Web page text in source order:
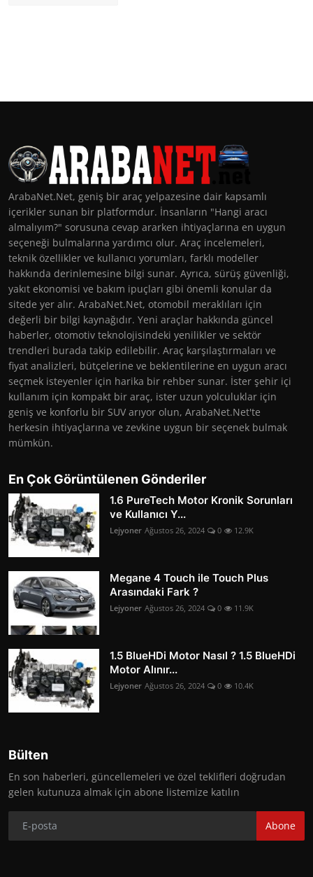
ArabaNet.Net, geniş bir araç yelpazesine dair kapsamlı
içerikler sunan bir platformdur. İnsanların "Hangi aracı
almalıyım?" sorusuna cevap ararken ihtiyaçlarına en uygun
seçeneği bulmalarına yardımcı olur. Araç incelemeleri,
teknik özellikler ve kullanıcı yorumları, farklı modeller
hakkında derinlemesine bilgi sunar. Ayrıca, sürüş güvenliği,
yakıt ekonomisi ve bakım ipuçları gibi önemli konular da
sitede yer alır. ArabaNet.Net, otomobil meraklıları için
değerli bir bilgi kaynağıdır. Yeni araçlar hakkında güncel
haberler, otomotiv teknolojisindeki yenilikler ve sektör
trendleri burada takip edilebilir. Araç karşılaştırmaları ve
fiyat analizleri, bütçelerine ve beklentilerine en uygun aracı
seçmek isteyenler için harika bir rehber sunar. İster şehir içi
kullanım için kompakt bir araç, ister uzun yolculuklar için
geniş ve konforlu bir SUV arıyor olun, ArabaNet.Net'te
herkesin ihtiyaçlarına ve zevkine uygun bir seçenek bulmak
mümkün.
En Çok Görüntülenen Gönderiler
1.6 PureTech Motor Kronik Sorunları
ve Kullanıcı Y...
Lejyoner Ağustos 26, 2024 0 12.9K
Megane 4 Touch ile Touch Plus
Arasındaki Fark ?
Lejyoner Ağustos 26, 2024 0 11.9K
1.5 BlueHDi Motor Nasıl ? 1.5 BlueHDi
Motor Alınır...
Lejyoner Ağustos 26, 2024 0 10.4K
Bülten
En son haberleri, güncellemeleri ve özel teklifleri doğrudan
gelen kutunuza almak için abone listemize katılın
Abone